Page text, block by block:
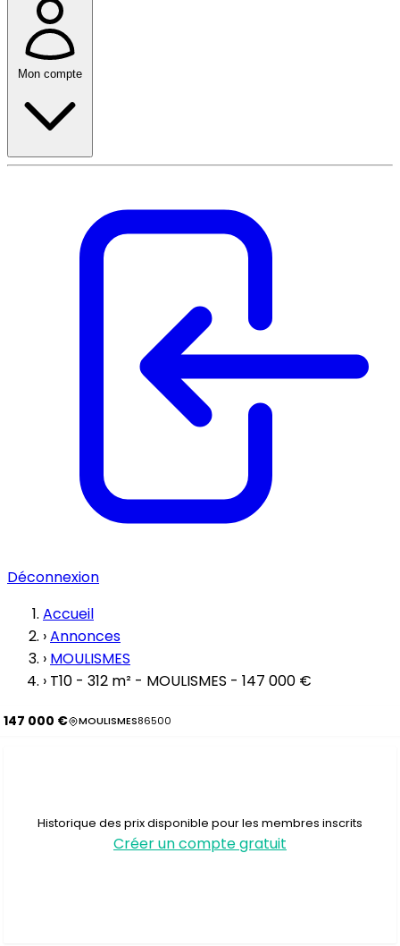
Mon compte
Déconnexion
Accueil
›Annonces
› MOULISMES
› T10 - 312 m² - MOULISMES - 147 000 €
147 000 € MOULISMES86500
Historique des prix disponible pour les membres inscrits
Créer un compte gratuit